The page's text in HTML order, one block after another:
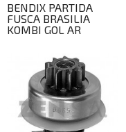
BENDIX PARTIDA
FUSCA BRASILIA
KOMBI GOL AR